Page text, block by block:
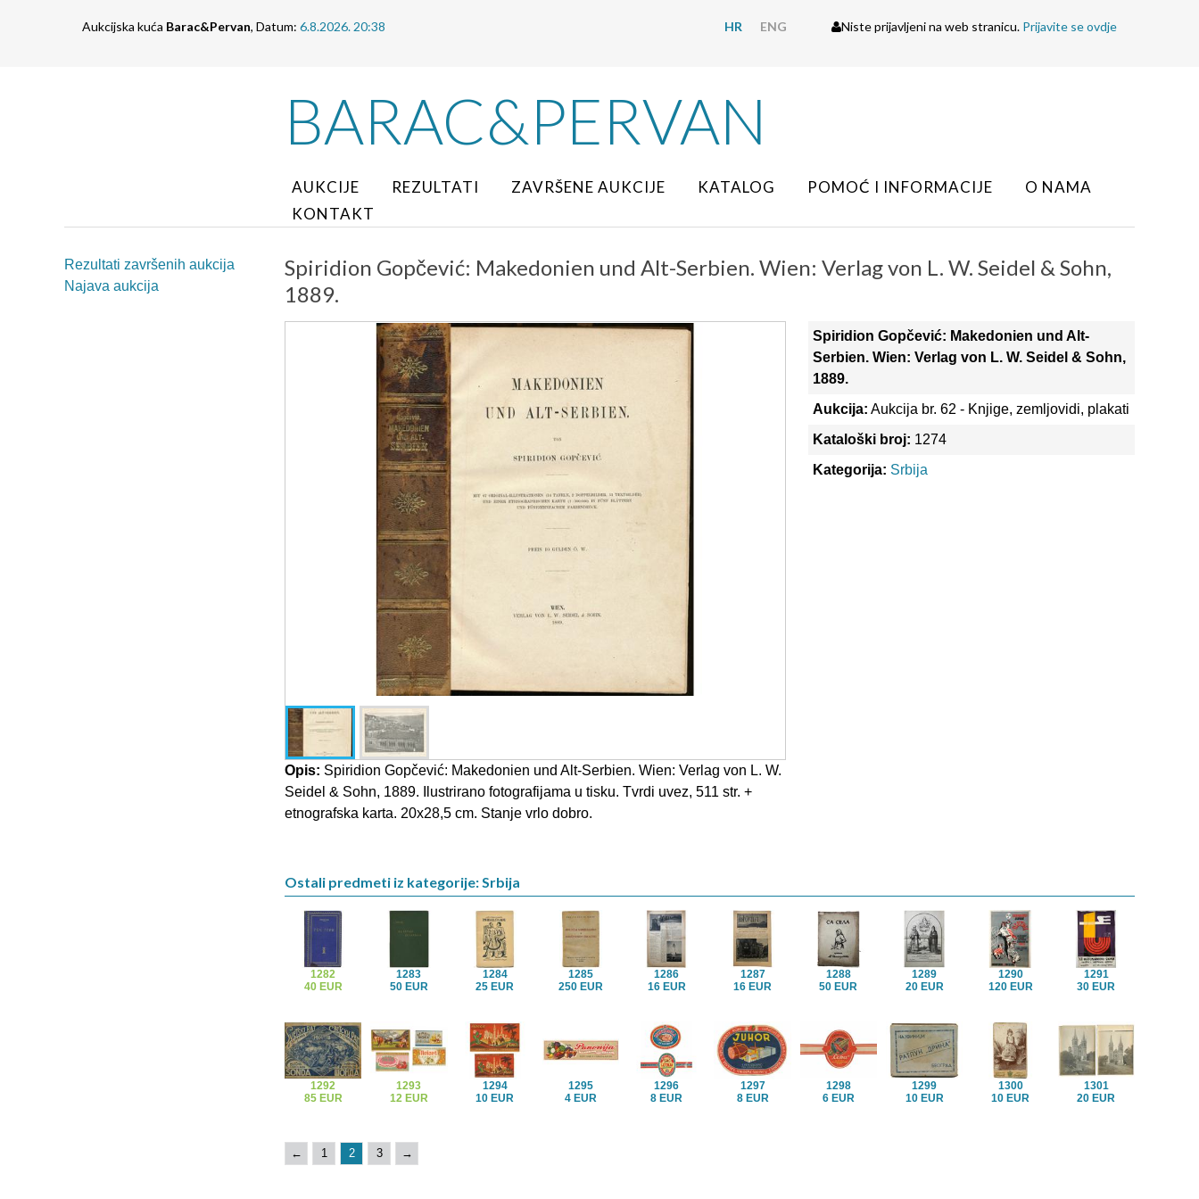
Aukcijska kuća Barac&Pervan, Datum: 6.8.2026. 20:38 HR ENG Niste prijavljeni na web stranicu. Prijavite se ovdje
BARAC&PERVAN
AUKCIJE REZULTATI ZAVRŠENE AUKCIJE KATALOG POMOĆ I INFORMACIJE
O NAMA
KONTAKT
Rezultati završenih aukcija
Najava aukcija
Spiridion Gopčević: Makedonien und Alt-Serbien. Wien: Verlag von L. W. Seidel & Sohn,
1889.
Opis: Spiridion Gopčević: Makedonien und Alt-Serbien. Wien: Verlag von L. W.
Seidel & Sohn, 1889. Ilustrirano fotografijama u tisku. Tvrdi uvez, 511 str. +
etnografska karta. 20x28,5 cm. Stanje vrlo dobro.
Spiridion Gopčević: Makedonien und Alt-
Serbien. Wien: Verlag von L. W. Seidel & Sohn,
1889.
Aukcija: Aukcija br. 62 - Knjige, zemljovidi, plakati
Kataloški broj: 1274
Kategorija: Srbija
Ostali predmeti iz kategorije: Srbija
1282
40 EUR
1283
50 EUR
1284
25 EUR
1285
250 EUR
1286
16 EUR
1287
16 EUR
1288
50 EUR
1289
20 EUR
1290
120 EUR
1291
30 EUR
1292
85 EUR
1293
12 EUR
1294
10 EUR
1295
4 EUR
1296
8 EUR
1297
8 EUR
1298
6 EUR
1299
10 EUR
1300
10 EUR
1301
20 EUR
← 1 2 3 →